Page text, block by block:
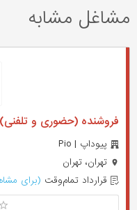
مشاغل مشابه
فروشنده (حضوری و تلفنی)
پیوداپ | Pio
تهران، تهران
قرارداد تمام‌وقت (برای